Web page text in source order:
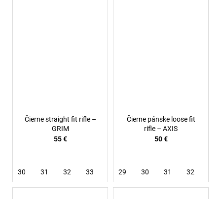
Čierne straight fit rifle –
GRIM
55 €
30 31 32 33
Čierne pánske loose fit
rifle – AXIS
50 €
29 30 31 32